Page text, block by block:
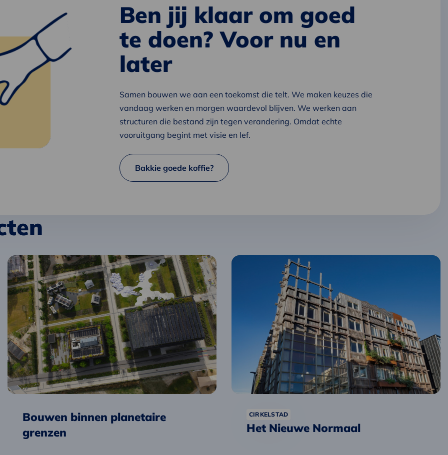
Ben jij klaar om goed
te doen? Voor nu en
later
Samen bouwen we aan een toekomst die telt. We maken keuzes die
vandaag werken en morgen waardevol blijven. We werken aan
structuren die bestand zijn tegen verandering. Omdat echte
vooruitgang begint met visie en lef.
Bakkie goede koffie?
Bouwen binnen planetaire
grenzen
Lees
meer
over
Bouwen
binnen
planetaire
grenzen
CIRKELSTAD
Het Nieuwe Normaal
Lees